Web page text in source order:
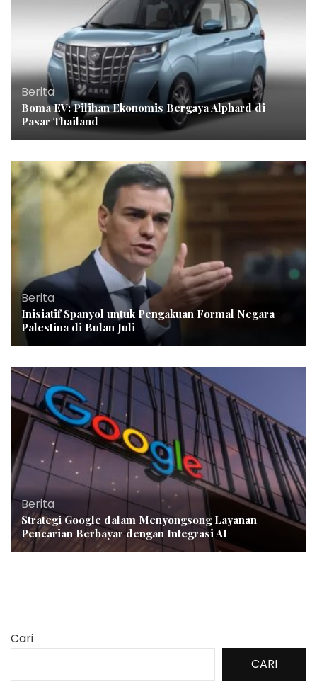
Berita
Boma EV: Pilihan Ekonomis Bergaya Alphard di
Pasar Thailand
Berita
Inisiatif Spanyol untuk Pengakuan Formal Negara
Palestina di Bulan Juli
Berita
Strategi Google dalam Menyongsong Layanan
Pencarian Berbayar dengan Integrasi AI
Cari
CARI